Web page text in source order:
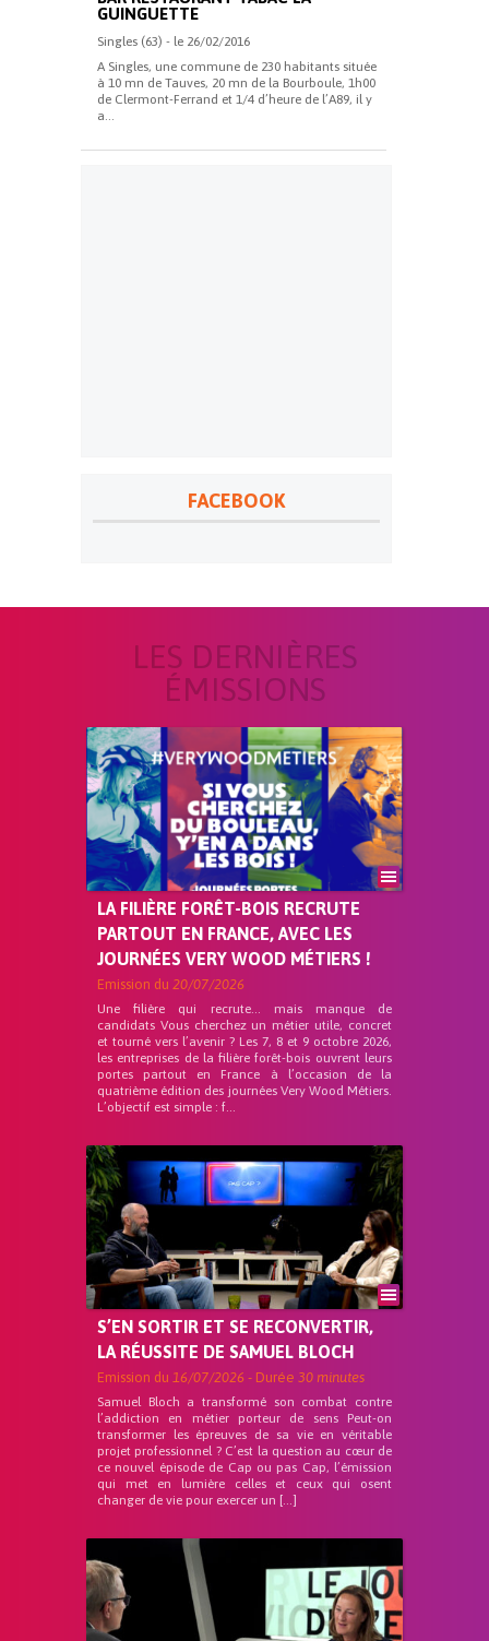
GUINGUETTE
Singles (63) - le 26/02/2016
A Singles, une commune de 230 habitants située
à 10 mn de Tauves, 20 mn de la Bourboule, 1h00
de Clermont-Ferrand et 1/4 d’heure de l’A89, il y
a...
FACEBOOK
LES DERNIÈRES
ÉMISSIONS
LA FILIÈRE FORÊT-BOIS RECRUTE
PARTOUT EN FRANCE, AVEC LES
JOURNÉES VERY WOOD MÉTIERS !
Emission du 20/07/2026
Une filière qui recrute… mais manque de
candidats Vous cherchez un métier utile, concret
et tourné vers l’avenir ? Les 7, 8 et 9 octobre 2026,
les entreprises de la filière forêt-bois ouvrent leurs
portes partout en France à l’occasion de la
quatrième édition des journées Very Wood Métiers.
L’objectif est simple : f...
S’EN SORTIR ET SE RECONVERTIR,
LA RÉUSSITE DE SAMUEL BLOCH
Emission du 16/07/2026 - Durée 30 minutes
Samuel Bloch a transformé son combat contre
l’addiction en métier porteur de sens Peut-on
transformer les épreuves de sa vie en véritable
projet professionnel ? C’est la question au cœur de
ce nouvel épisode de Cap ou pas Cap, l’émission
qui met en lumière celles et ceux qui osent
changer de vie pour exercer un […]